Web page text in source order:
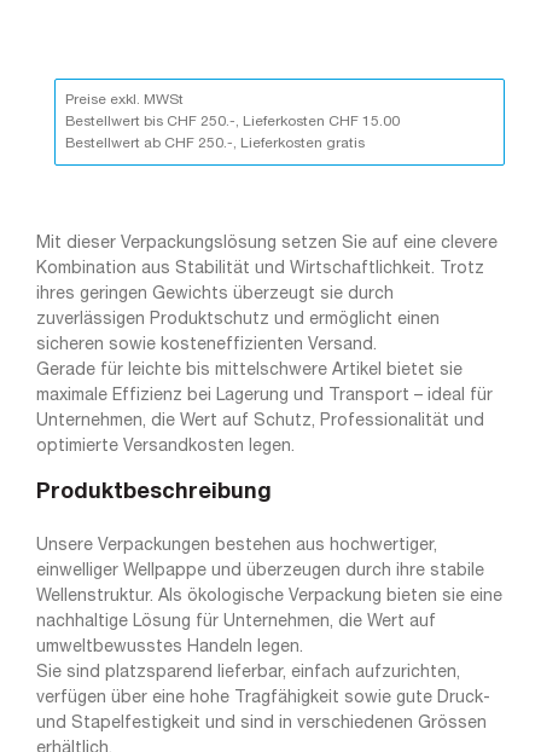
Preise exkl. MWSt
Bestellwert bis CHF 250.-, Lieferkosten CHF 15.00
Bestellwert ab CHF 250.-, Lieferkosten gratis
Mit dieser Verpackungslösung setzen Sie auf eine clevere
Kombination aus Stabilität und Wirtschaftlichkeit. Trotz
ihres geringen Gewichts überzeugt sie durch
zuverlässigen Produktschutz und ermöglicht einen
sicheren sowie kosteneffizienten Versand.
Gerade für leichte bis mittelschwere Artikel bietet sie
maximale Effizienz bei Lagerung und Transport – ideal für
Unternehmen, die Wert auf Schutz, Professionalität und
optimierte Versandkosten legen.
Produktbeschreibung
Unsere Verpackungen bestehen aus hochwertiger,
einwelliger Wellpappe und überzeugen durch ihre stabile
Wellenstruktur. Als ökologische Verpackung bieten sie eine
nachhaltige Lösung für Unternehmen, die Wert auf
umweltbewusstes Handeln legen.
Sie sind platzsparend lieferbar, einfach aufzurichten,
verfügen über eine hohe Tragfähigkeit sowie gute Druck-
und Stapelfestigkeit und sind in verschiedenen Grössen
erhältlich.